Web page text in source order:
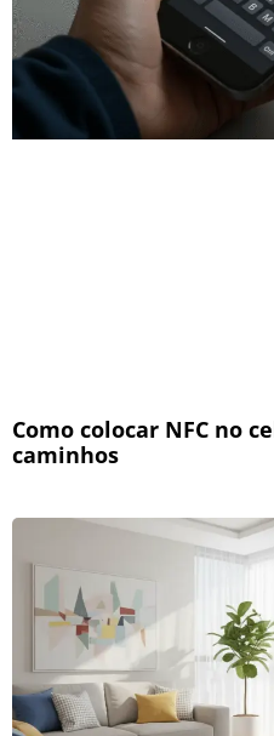
Como colocar NFC no
caminhos